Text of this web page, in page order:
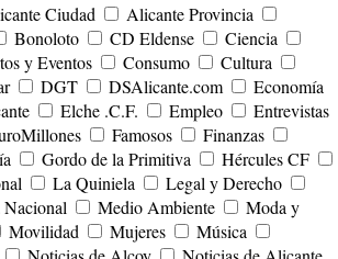
Ciudad
Alicante Provincia
Bonoloto CD Eldense
Ciencia
y Eventos Consumo
Cultura
DGT DSAlicante.com
Economía
Elche .C.F. Empleo
Entrevistas
Famosos
Finanzas
Gordo de la Primitiva
Hércules CF
La Quiniela
Legal y Derecho
Medio Ambiente
Moda y
Movilidad Mujeres
Música